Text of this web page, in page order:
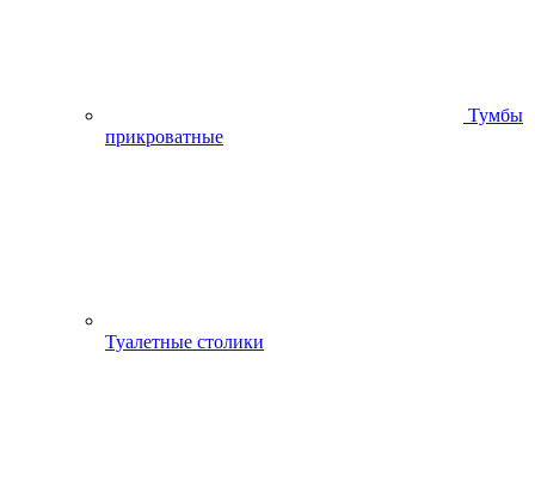
Тумбы
прикроватные
Туалетные столики